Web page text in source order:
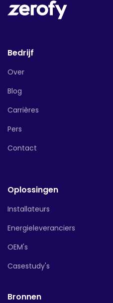
Bedrijf
Over
Blog
Carrières
Pers
Contact
Oplossingen
Installateurs
Energieleveranciers
OEM's
Casestudy's
Bronnen